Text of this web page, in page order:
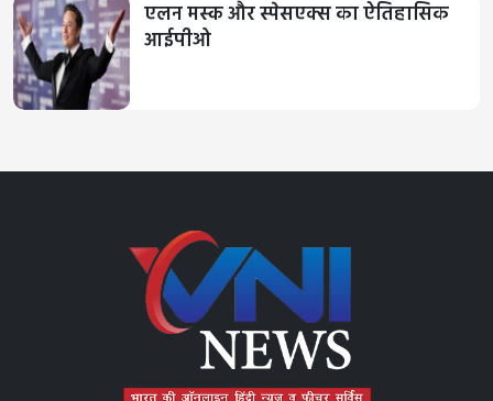
एलन मस्क और स्पेसएक्स का ऐतिहासिक
आईपीओ